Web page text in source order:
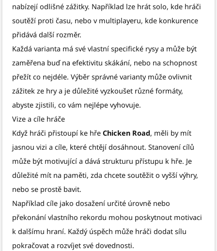
nabízejí odlišné zážitky. Například lze hrát solo, kde hráči
soutěží proti času, nebo v multiplayeru, kde konkurence
přidává další rozměr.
Každá varianta má své vlastní specifické rysy a může být
zaměřena buď na efektivitu skákání, nebo na schopnost
přežít co nejdéle. Výběr správné varianty může ovlivnit
zážitek ze hry a je důležité vyzkoušet různé formáty,
abyste zjistili, co vám nejlépe vyhovuje.
Vize a cíle hráče
Když hráči přistoupí ke hře Chicken Road, měli by mít
jasnou vizi a cíle, které chtějí dosáhnout. Stanovení cílů
může být motivující a dává strukturu přístupu k hře. Je
důležité mít na paměti, zda chcete soutěžit o vyšší výhry,
nebo se prostě bavit.
Například cíle jako dosažení určité úrovně nebo
překonání vlastního rekordu mohou poskytnout motivaci
k dalšímu hraní. Každý úspěch může hráči dodat sílu
pokračovat a rozvíjet své dovednosti.